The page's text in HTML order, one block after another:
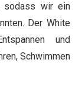
sodass wir ein
Der White
und
Schwimmen